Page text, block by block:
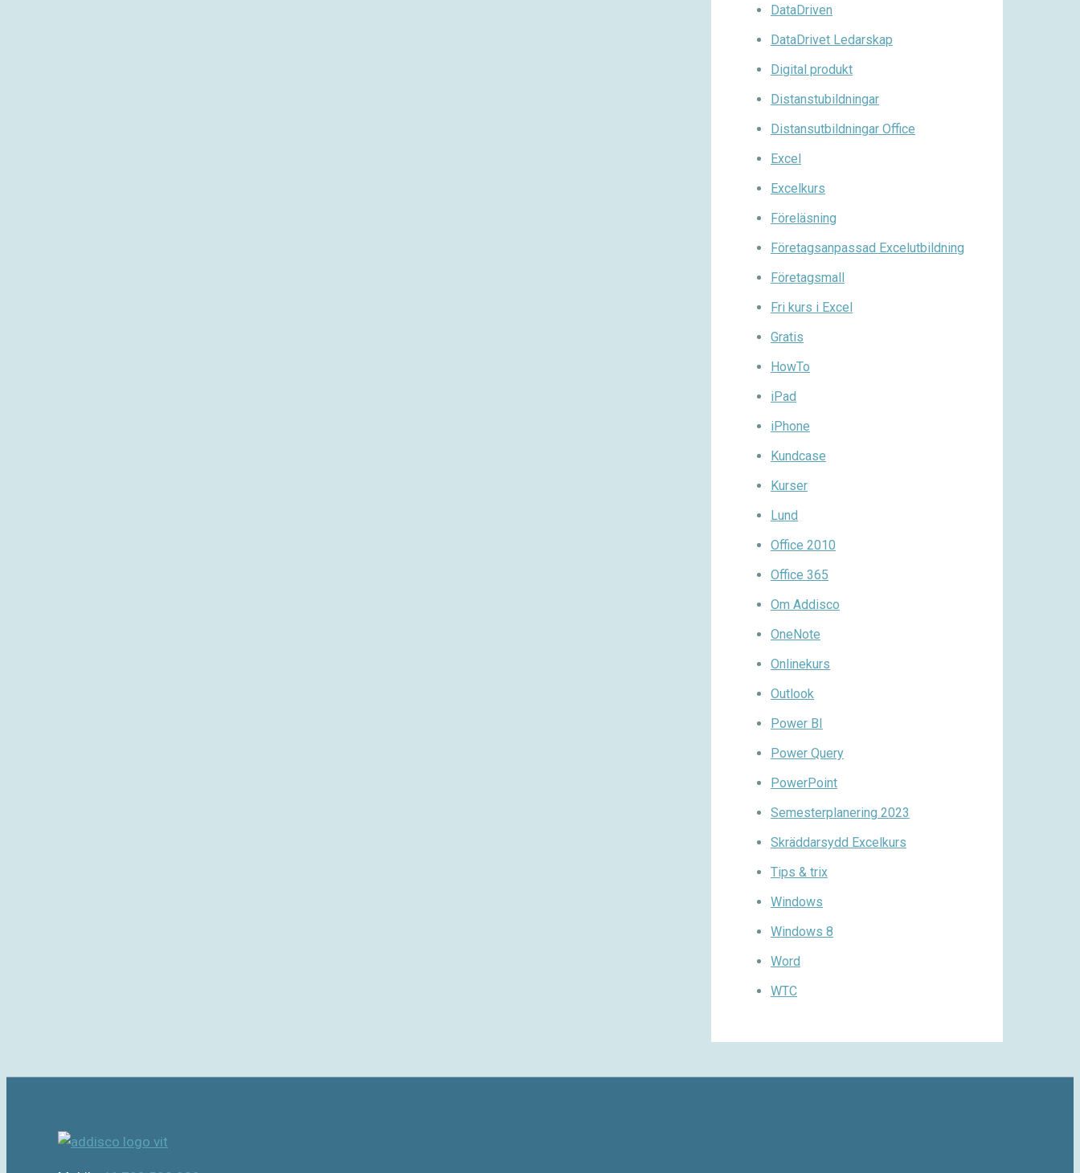
DataDriven
DataDrivet Ledarskap
Digital produkt
Distanstubildningar
Distansutbildningar Office
Excel
Excelkurs
Föreläsning
Företagsanpassad Excelutbildning
Företagsmall
Fri kurs i Excel
Gratis
HowTo
iPad
iPhone
Kundcase
Kurser
Lund
Office 2010
Office 365
Om Addisco
OneNote
Onlinekurs
Outlook
Power BI
Power Query
PowerPoint
Semesterplanering 2023
Skräddarsydd Excelkurs
Tips & trix
Windows
Windows 8
Word
WTC